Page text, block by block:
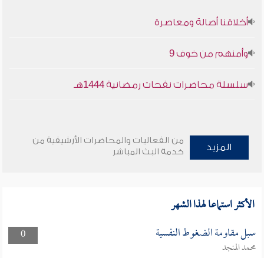
أخلاقنا أصالة ومعاصرة
وأمنهم من خوف 9
سلسلة محاضرات نفحات رمضانية 1444هـ
المزيد
من الفعاليات والمحاضرات الأرشيفية من
خدمة البث المباشر
الأكثر استماعا لهذا الشهر
0 سبل مقاومة الضغوط النفسية
محمد المنجد